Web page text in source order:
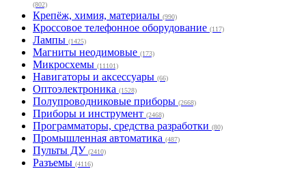
(802)
Крепёж, химия, материалы (990)
Кроссовое телефонное оборудование (117)
Лампы (1425)
Магниты неодимовые (173)
Микросхемы (11101)
Навигаторы и аксессуары (66)
Оптоэлектроника (1528)
Полупроводниковые приборы (2668)
Приборы и инструмент (2468)
Программаторы, средства разработки (80)
Промышленная автоматика (487)
Пульты ДУ (2410)
Разъемы (4116)